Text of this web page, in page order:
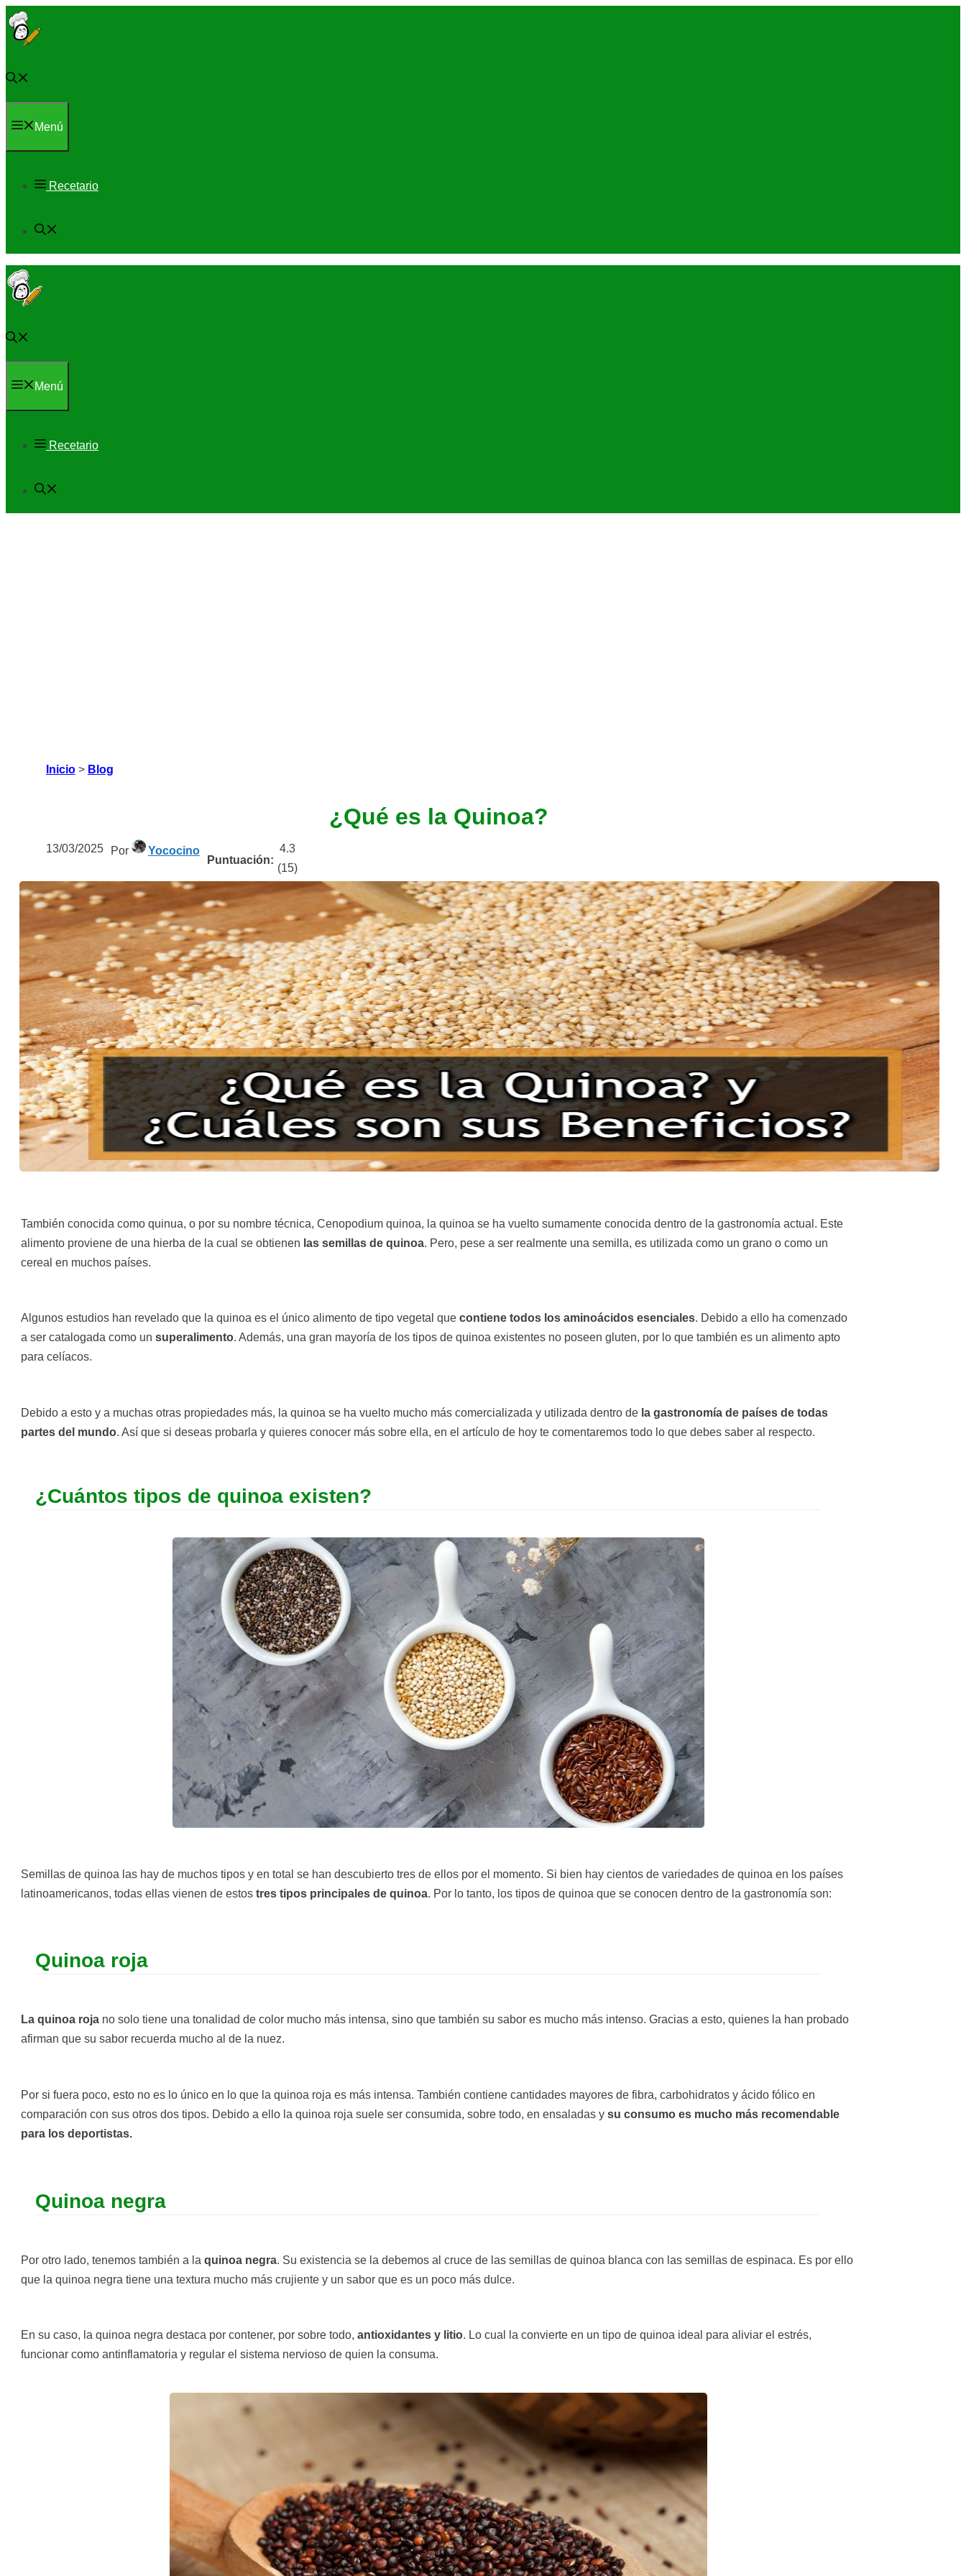
Saltar
al
Menú
Recetario
Menú
Recetario
Inicio> Blog
¿Qué es la Quinoa?
13/03/2025 Por Yococino
Puntuación:
4.3
(15)
También conocida como quinua, o por su nombre técnica, Cenopodium quinoa, la quinoa se ha vuelto sumamente conocida dentro de la gastronomía actual. Este
alimento proviene de una hierba de la cual se obtienen las semillas de quinoa. Pero, pese a ser realmente una semilla, es utilizada como un grano o como un
cereal en muchos países.
Algunos estudios han revelado que la quinoa es el único alimento de tipo vegetal que contiene todos los aminoácidos esenciales. Debido a ello ha comenzado
a ser catalogada como un superalimento. Además, una gran mayoría de los tipos de quinoa existentes no poseen gluten, por lo que también es un alimento apto
para celíacos.
Debido a esto y a muchas otras propiedades más, la quinoa se ha vuelto mucho más comercializada y utilizada dentro de la gastronomía de países de todas
partes del mundo. Así que si deseas probarla y quieres conocer más sobre ella, en el artículo de hoy te comentaremos todo lo que debes saber al respecto.
¿Cuántos tipos de quinoa existen?
Semillas de quinoa las hay de muchos tipos y en total se han descubierto tres de ellos por el momento. Si bien hay cientos de variedades de quinoa en los países
latinoamericanos, todas ellas vienen de estos tres tipos principales de quinoa. Por lo tanto, los tipos de quinoa que se conocen dentro de la gastronomía son:
Quinoa roja
La quinoa roja no solo tiene una tonalidad de color mucho más intensa, sino que también su sabor es mucho más intenso. Gracias a esto, quienes la han probado
afirman que su sabor recuerda mucho al de la nuez.
Por si fuera poco, esto no es lo único en lo que la quinoa roja es más intensa. También contiene cantidades mayores de fibra, carbohidratos y ácido fólico en
comparación con sus otros dos tipos. Debido a ello la quinoa roja suele ser consumida, sobre todo, en ensaladas y su consumo es mucho más recomendable
para los deportistas.
Quinoa negra
Por otro lado, tenemos también a la quinoa negra. Su existencia se la debemos al cruce de las semillas de quinoa blanca con las semillas de espinaca. Es por ello
que la quinoa negra tiene una textura mucho más crujiente y un sabor que es un poco más dulce.
En su caso, la quinoa negra destaca por contener, por sobre todo, antioxidantes y litio. Lo cual la convierte en un tipo de quinoa ideal para aliviar el estrés,
funcionar como antinflamatoria y regular el sistema nervioso de quien la consuma.